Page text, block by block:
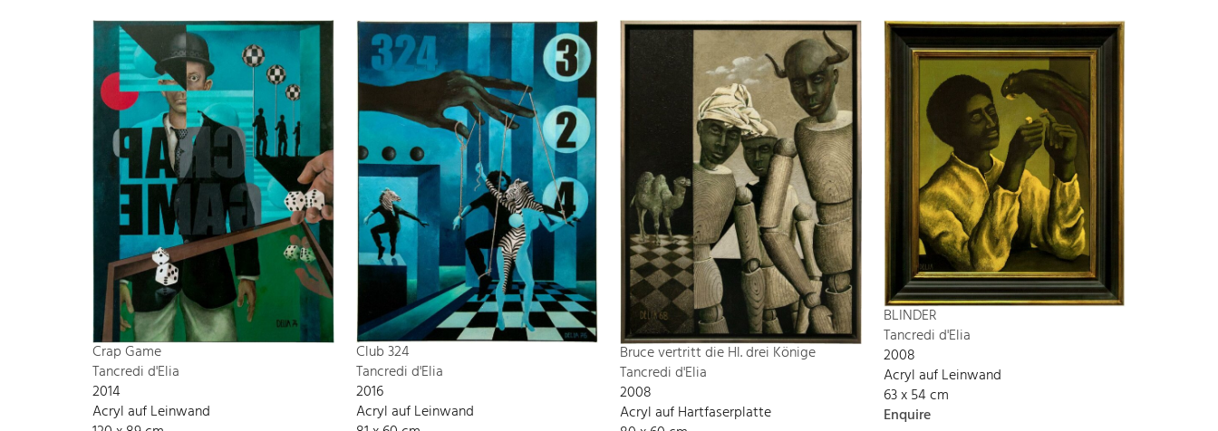
Crap Game
Tancredi d'Elia
2014
Acryl auf Leinwand
Club 324
Tancredi d'Elia
2016
Acryl auf Leinwand
Bruce vertritt die Hl. drei Könige
Tancredi d'Elia
2008
Acryl auf Hartfaserplatte
BLINDER
Tancredi d'Elia
2008
Acryl auf Leinwand
63 x 54 cm
Enquire